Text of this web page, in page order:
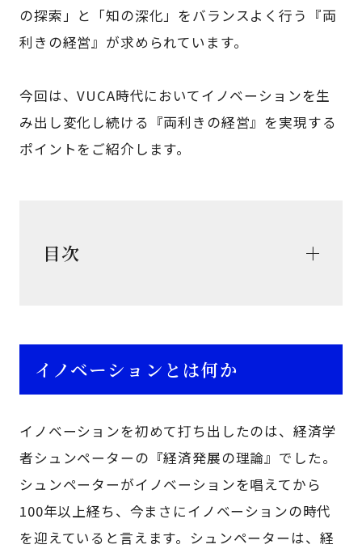
の探索」と「知の深化」をバランスよく行う『両
利きの経営』が求められています。
今回は、VUCA時代においてイノベーションを生
み出し変化し続ける『両利きの経営』を実現する
ポイントをご紹介します。
目次
イノベーションとは何か
イノベーションを初めて打ち出したのは、経済学
者シュンペーターの『経済発展の理論』でした。
シュンペーターがイノベーションを唱えてから
100年以上経ち、今まさにイノベーションの時代
を迎えていると言えます。シュンペーターは、経